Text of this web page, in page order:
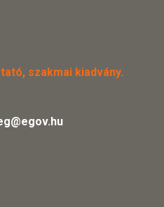
szakmai kiadvány.